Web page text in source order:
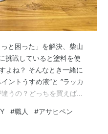
と困った」を解決、柴山
挑戦していると塗料を使
よね？ そんなとき一緒に
ントうすめ液”と ”ラッカ
うの？どっちを買えばい
すめ液を取り上げながら
いや使い方をご紹介しま
#職人 #アサヒペン